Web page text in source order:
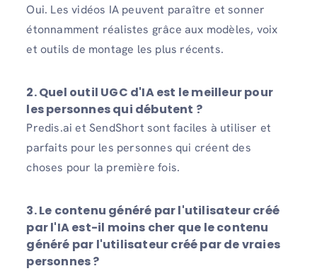
Oui. Les vidéos IA peuvent paraître et sonner
étonnamment réalistes grâce aux modèles, voix
et outils de montage les plus récents.
2. Quel outil UGC d'IA est le meilleur pour
les personnes qui débutent ?
Predis.ai et SendShort sont faciles à utiliser et
parfaits pour les personnes qui créent des
choses pour la première fois.
3. Le contenu généré par l'utilisateur créé
par l'IA est-il moins cher que le contenu
généré par l'utilisateur créé par de vraies
personnes ?